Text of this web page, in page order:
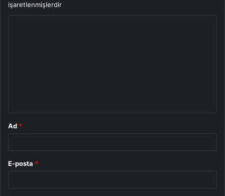
işaretlenmişlerdir
Ad *
E-posta *